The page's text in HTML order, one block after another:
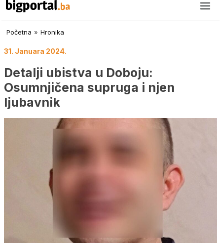
Početna » Hronika
31. Januara 2024.
Detalji ubistva u Doboju:
Osumnjičena supruga i njen
ljubavnik